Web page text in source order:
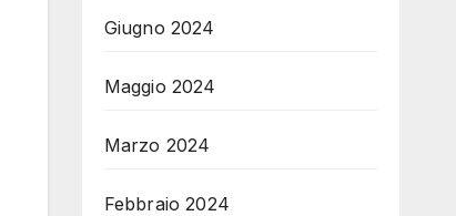
Giugno 2024
Maggio 2024
Marzo 2024
Febbraio 2024